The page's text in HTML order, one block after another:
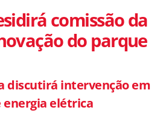
comissão da
do parque
discutirá intervenção em
elétrica